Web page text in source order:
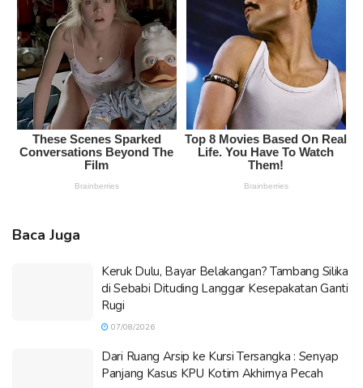
Baca Juga
Keruk Dulu, Bayar Belakangan? Tambang Silika
di Sebabi Dituding Langgar Kesepakatan Ganti
Rugi
07/08/2026
Dari Ruang Arsip ke Kursi Tersangka : Senyap
Panjang Kasus KPU Kotim Akhirnya Pecah